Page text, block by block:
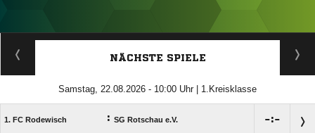
ANZEIGE
NÄCHSTE SPIELE
Samstag, 22.08.2026 - 10:00 Uhr | 1.Kreisklasse
1. FC Rodewisch : SG Rotschau e.V. :